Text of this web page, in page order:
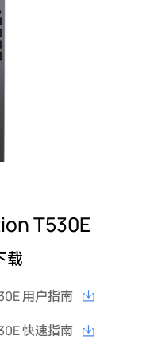
T530E
载
用户指南
快速指南